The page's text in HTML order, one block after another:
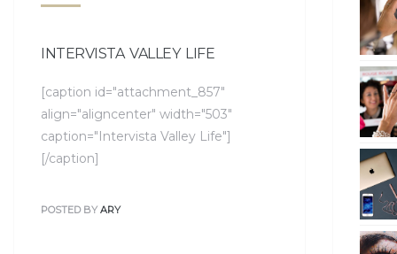
INTERVISTA VALLEY LIFE
[caption id="attachment_857"
align="aligncenter" width="503"
caption="Intervista Valley Life"]
[/caption]
POSTED BY ARY